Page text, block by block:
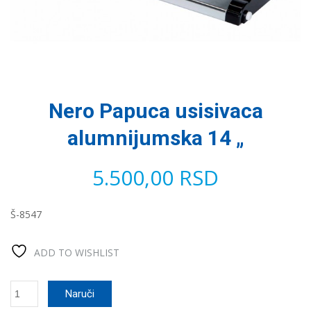
Nero Papuca usisivaca
alumnijumska 14 „
5.500,00 RSD
Š-8547
ADD TO WISHLIST
Nero
Naruči